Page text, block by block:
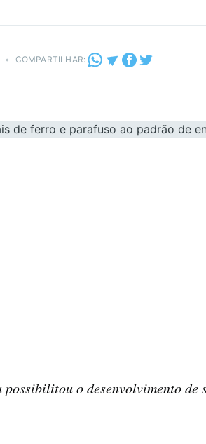
• COMPARTILHAR:
o desenvolvimento de